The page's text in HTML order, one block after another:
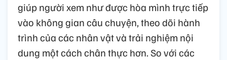
giúp người xem như được hòa mình trực tiếp
vào không gian câu chuyện, theo dõi hành
trình của các nhân vật và trải nghiệm nội
dung một cách chân thực hơn. So với các